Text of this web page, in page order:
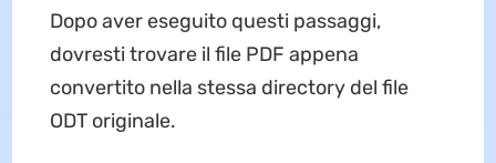
Dopo aver eseguito questi passaggi,
dovresti trovare il file PDF appena
convertito nella stessa directory del file
ODT originale.